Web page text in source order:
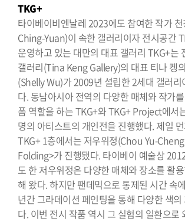
TKG+
타이베이비엔날레 2023에도 참여한 작가
Ching-Yuan)이 속한 갤러리이자 전시공간
운영하고 있는 대만의 대표 갤러리 TKG+는
갤러리(Tina Keng Gallery)의 대표 티나 켕
(Shelly Wu)가 2009년 설립한 2세대 갤러리
다. 동남아시아 전역의 다양한 매체와 작가
폼 역할을 하는 TKG+와 TKG+ Project에서
명의 아티스트의 개인전을 진행했다. 제일
TKG+ 1층에서는 저우위정(Chou Yu-
Folding>가 진행됐다. 타이베이 예술상
도 한 저우위정은 다양한 매체와 장소를 활
해 왔다. 하지만 팬데믹으로 통제된 시간 속
년간 그라데이션 페인팅을 통해 다양한 색의
다. 이번 전시 작품 역시 그 실험의 일환으로